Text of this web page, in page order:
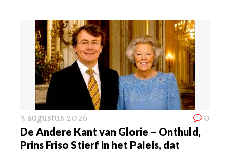
3 augustus 2026 0
De Andere Kant van Glorie – Onthuld,
Prins Friso Stierf in het Paleis, dat